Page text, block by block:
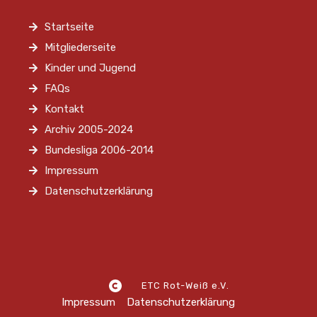
Startseite
Mitgliederseite
Kinder und Jugend
FAQs
Kontakt
Archiv 2005-2024
Bundesliga 2006-2014
Impressum
Datenschutzerklärung
ETC Rot-Weiß e.V.
Impressum
Datenschutzerklärung